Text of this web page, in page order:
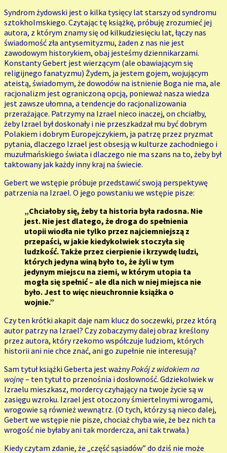
Syndrom żydowski jest o kilka tysięcy lat starszy od syndromu
sztokholmskiego. Czytając tę książkę, próbuję zrozumieć jej
autora, z którym znamy się od kilkudziesięciu lat, łączy nas
świadomość zła antysemityzmu, żaden z nas nie jest
zawodowym historykiem, obaj jesteśmy dziennikarzami.
Konstanty Gebert jest wierzącym (ale obawiającym się
religijnego fanatyzmu) Żydem, ja jestem gojem, wojującym
ateistą, świadomym, że dowodów na istnienie Boga nie ma, ale
racjonalizm jest ograniczoną opcją, ponieważ nasza wiedza
jest zawsze ułomna, a tendencje do racjonalizowania
przerażające. Patrzymy na Izrael nieco inaczej, on chciałby,
żeby Izrael był doskonały i nie przeszkadzał mu być dobrym
Polakiem i dobrym Europejczykiem, ja patrzę przez pryzmat
pytania, dlaczego Izrael jest obsesją w kulturze zachodniego i
muzułmańskiego świata i dlaczego nie ma szans na to, żeby był
taktowany jak każdy inny kraj na świecie.
Gebert we wstępie próbuje przedstawić swoją perspektywę
patrzenia na Izrael. O jego powstaniu we wstępie pisze:
„Chciałoby się, żeby ta historia była radosna. Nie
jest. Nie jest dlatego, że droga do spełnienia
utopii wiodła nie tylko przez najciemniejszą z
przepaści, w jakie kiedykolwiek stoczyła się
ludzkość. Także przez cierpienie i krzywdę ludzi,
których jedyna winą było to, że żyli w tym
jedynym miejscu na ziemi, w którym utopia ta
mogła się spełnić – ale dla nich w niej miejsca nie
było. Jest to więc nieuchronnie książka o
wojnie.”
Czy ten krótki akapit daje nam klucz do soczewki, przez którą
autor patrzy na Izrael? Czy zobaczymy dalej obraz kreślony
przez autora, który rzekomo współczuje ludziom, których
historii ani nie chce znać, ani go zupełnie nie interesują?
Sam tytuł książki Geberta jest ważnyPokój z widokiem na
wojnę – ten tytuł to przenośnia i dosłowność. Gdziekolwiek w
Izraelu mieszkasz, mordercy czyhający na twoje życie są w
zasięgu wzroku. Izrael jest otoczony śmiertelnymi wrogami,
wrogowie są również wewnątrz. (O tych, którzy są nieco dalej,
Gebert we wstępie nie pisze, chociaż chyba wie, że bez nich ta
wrogość nie byłaby ani tak mordercza, ani tak trwała.)
Kiedy czytam zdanie, że „część sąsiadów” do dziś nie może